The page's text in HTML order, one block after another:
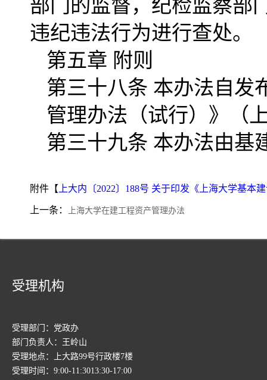
部门的监督，纪检监察部
违纪违法行为进行查处。
第五章 附则
第三十八条 本办法自发
管理办法（试行）》（
第三十九条 本办法由基
附件【 上大内〔2022〕188号 关于印发《上海大学基本
上一条： 上海大学在建工程资产管理办法
受理机构
受理部门：党政办
部门负责人：王岭山
受理地点：上大路99号行政楼7楼
受理时间：9:00-11:3013:30-17:00